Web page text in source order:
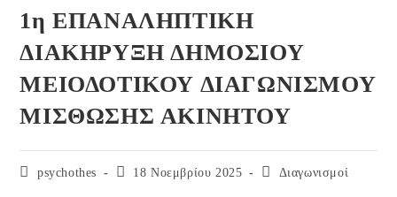
1η ΕΠΑΝΑΛΗΠΤΙΚΗ
ΔΙΑΚΗΡΥΞΗ ΔΗΜΟΣΙΟΥ
ΜΕΙΟΔΟΤΙΚΟΥ ΔΙΑΓΩΝΙΣΜΟΥ
ΜΙΣΘΩΣΗΣ ΑΚΙΝΗΤΟΥ
Postpsychothes
Post18 Νοεμβρίου 2025
PostΔιαγωνισμοί